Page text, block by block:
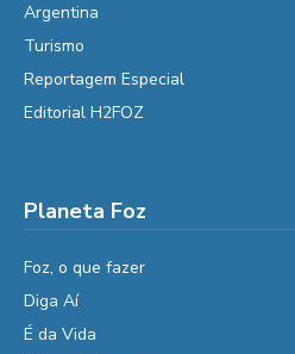
Argentina
Turismo
Reportagem Especial
Editorial H2FOZ
Planeta Foz
Foz, o que fazer
Diga Aí
É da Vida